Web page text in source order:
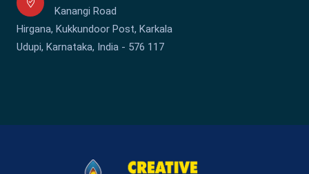
Kanangi Road
Hirgana, Kukkundoor Post, Karkala
Udupi, Karnataka, India - 576 117